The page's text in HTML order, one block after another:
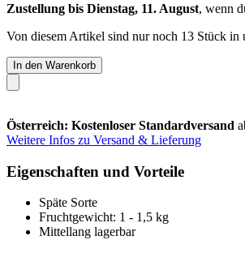
Zustellung bis Dienstag, 11. August, wenn
Von diesem Artikel sind nur noch 13 Stück in
In den Warenkorb
Österreich: Kostenloser Standardversand
Weitere Infos zu Versand & Lieferung
Eigenschaften und Vorteile
Späte Sorte
Fruchtgewicht: 1 - 1,5 kg
Mittellang lagerbar